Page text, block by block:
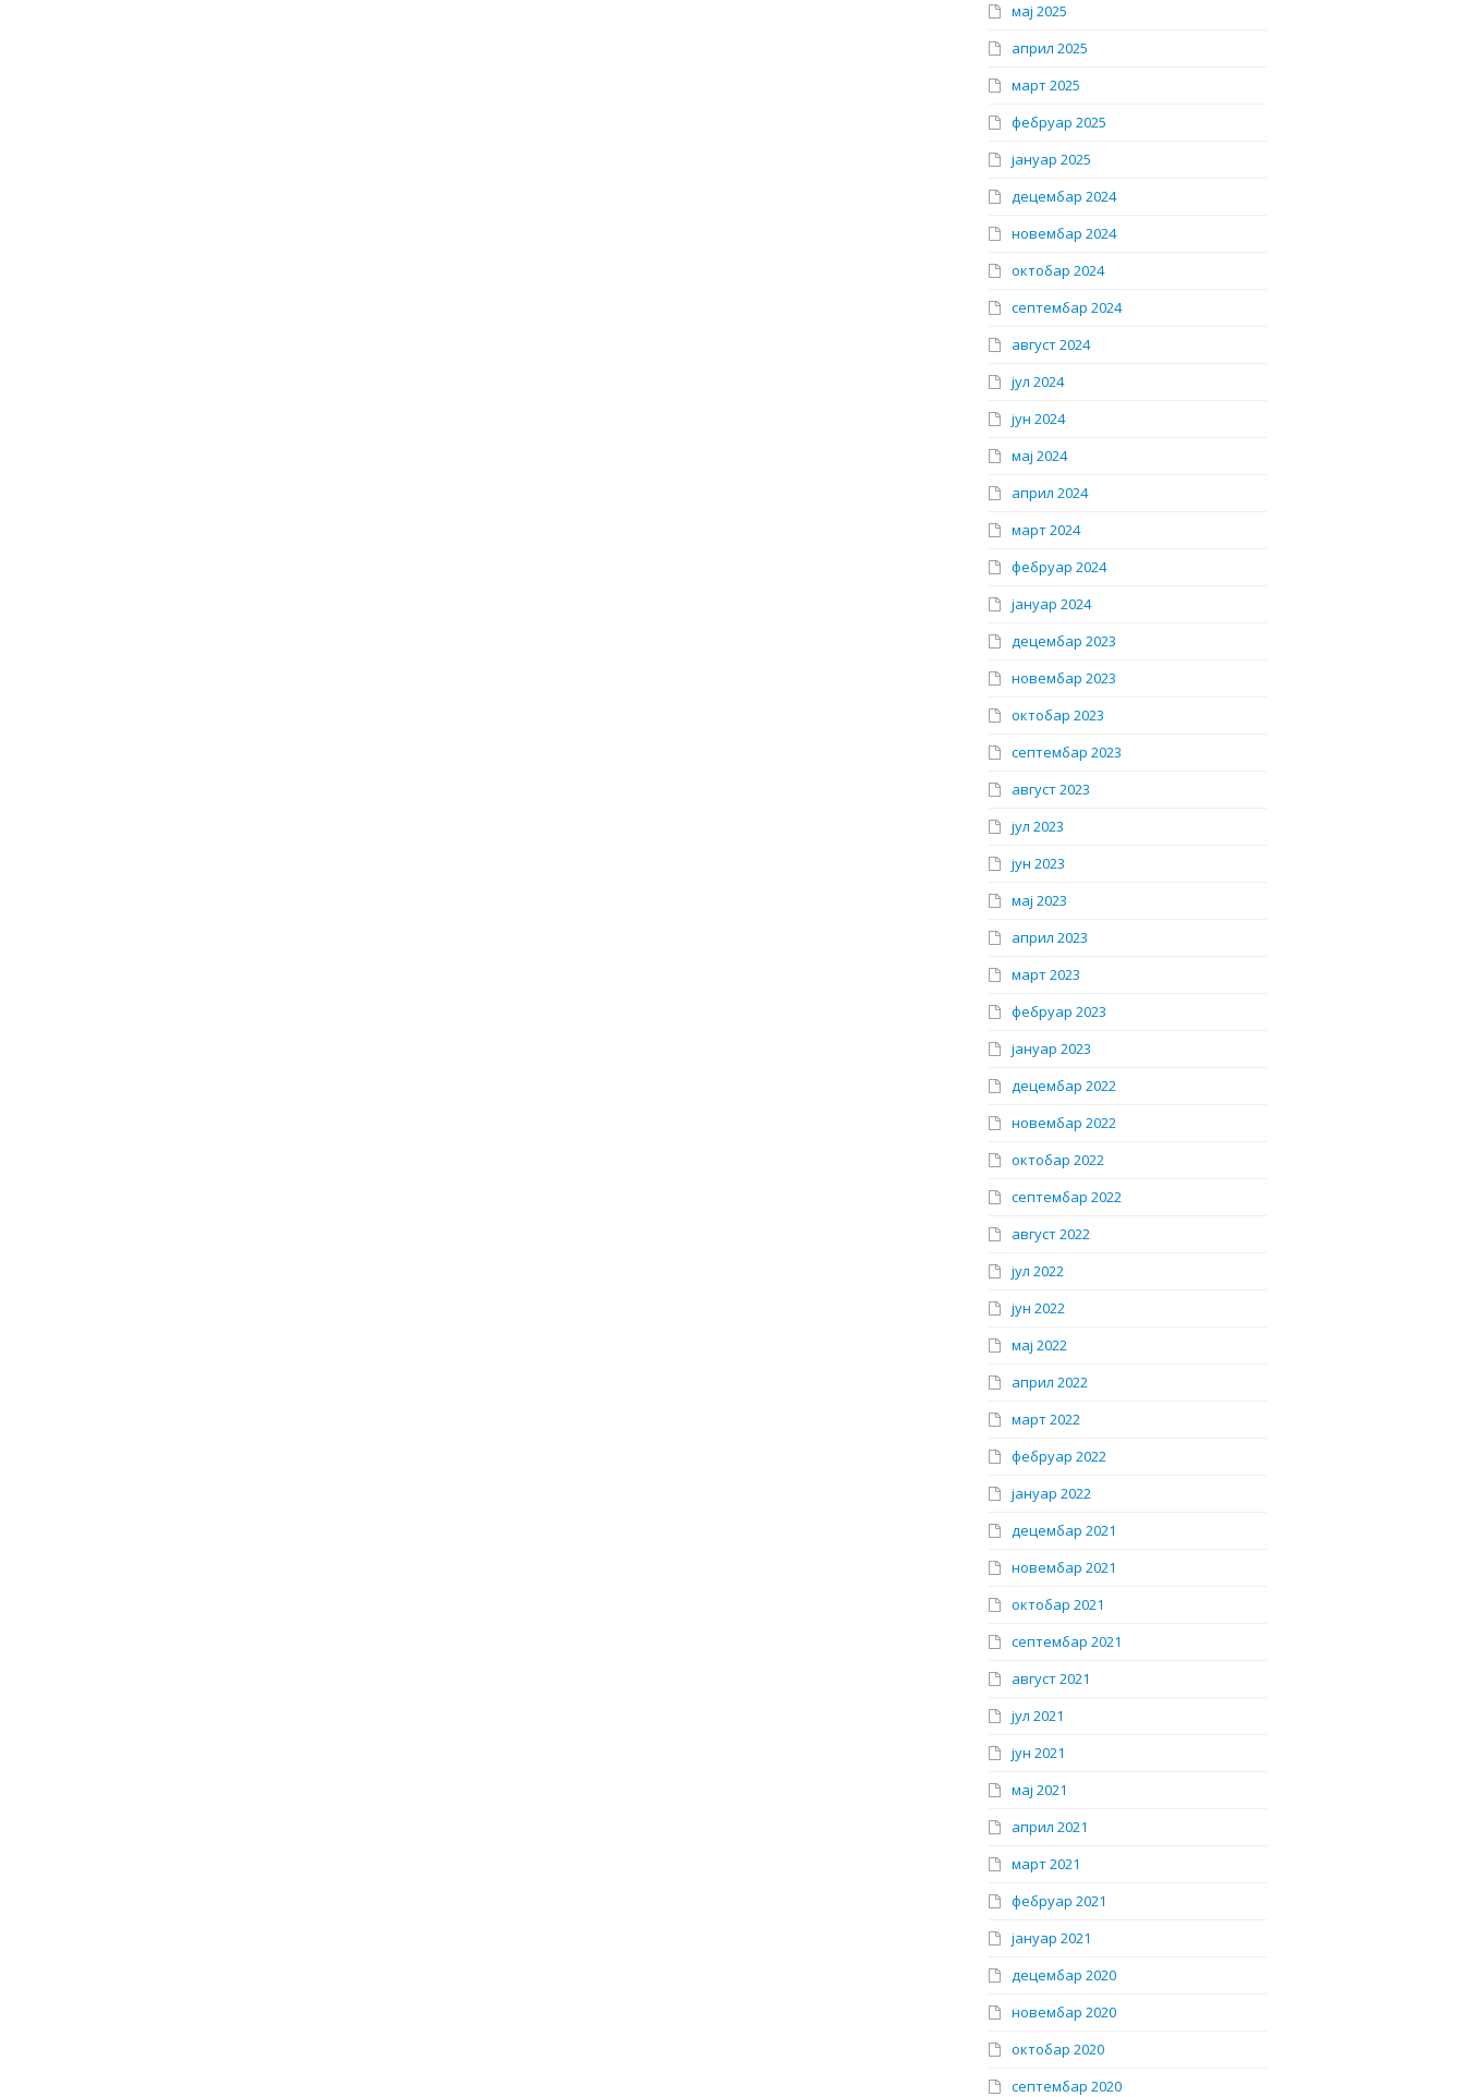
мај 2025
април 2025
март 2025
фебруар 2025
јануар 2025
децембар 2024
новембар 2024
октобар 2024
септембар 2024
август 2024
јул 2024
јун 2024
мај 2024
април 2024
март 2024
фебруар 2024
јануар 2024
децембар 2023
новембар 2023
октобар 2023
септембар 2023
август 2023
јул 2023
јун 2023
мај 2023
април 2023
март 2023
фебруар 2023
јануар 2023
децембар 2022
новембар 2022
октобар 2022
септембар 2022
август 2022
јул 2022
јун 2022
мај 2022
април 2022
март 2022
фебруар 2022
јануар 2022
децембар 2021
новембар 2021
октобар 2021
септембар 2021
август 2021
јул 2021
јун 2021
мај 2021
април 2021
март 2021
фебруар 2021
јануар 2021
децембар 2020
новембар 2020
октобар 2020
септембар 2020